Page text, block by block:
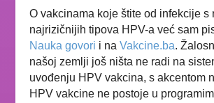
O vakcinama koje štite od infekcije s
najrizičnijih tipova HPV-a već sam
Nauka govori i naVakcine.ba.
našoj zemlji još ništa ne radi na
uvođenju HPV vakcina, s akcentom
HPV vakcine ne postoje u